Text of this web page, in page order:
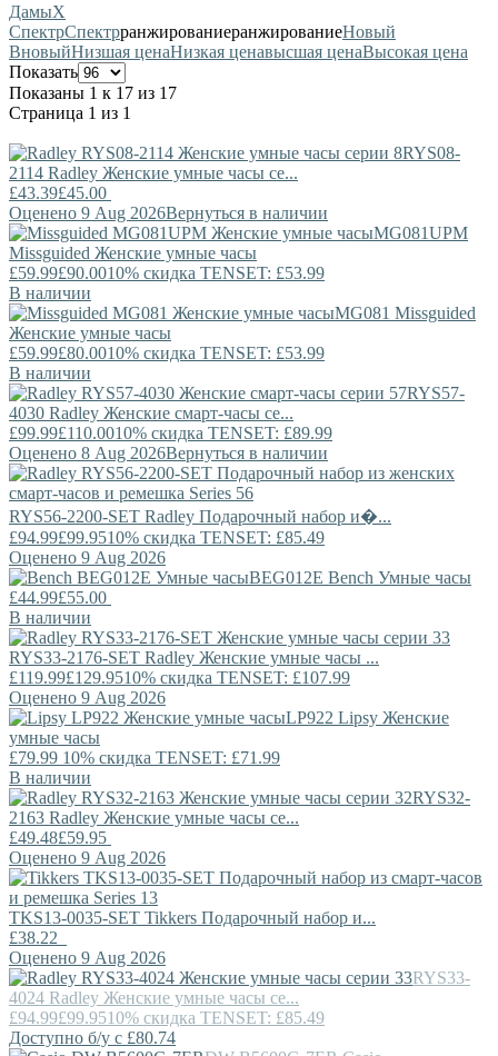
ДамыX
СпектрСпектрранжированиеранжированиеНовый
ВновыйНизшая ценаНизкая ценавысшая ценаВысокая цена
Показать
Показаны 1 к 17 из 17
Страница 1 из 1
RYS08-
2114 Radley Женские умные часы се...
£43.39£45.00
Оценено 9 Aug 2026Вернуться в наличии
MG081UPM
Missguided Женские умные часы
£59.99£90.0010% скидка TENSET: £53.99
В наличии
MG081 Missguided
Женские умные часы
£59.99£80.0010% скидка TENSET: £53.99
В наличии
RYS57-
4030 Radley Женские смарт-часы се...
£99.99£110.0010% скидка TENSET: £89.99
Оценено 8 Aug 2026Вернуться в наличии
RYS56-2200-SET Radley Подарочный набор и�...
£94.99£99.9510% скидка TENSET: £85.49
Оценено 9 Aug 2026
BEG012E Bench Умные часы
£44.99£55.00
В наличии
RYS33-2176-SET Radley Женские умные часы ...
£119.99£129.9510% скидка TENSET: £107.99
Оценено 9 Aug 2026
LP922 Lipsy Женские
умные часы
£79.99 10% скидка TENSET: £71.99
В наличии
RYS32-
2163 Radley Женские умные часы се...
£49.48£59.95
Оценено 9 Aug 2026
TKS13-0035-SET Tikkers Подарочный набор и...
£38.22
Оценено 9 Aug 2026
RYS33-
4024 Radley Женские умные часы се...
£94.99£99.9510% скидка TENSET: £85.49
Доступно б/у с £80.74